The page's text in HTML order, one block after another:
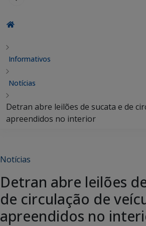
Informativos
Notícias
Detran abre leilões de sucata e de
apreendidos no interior
Notícias
Detran abre leilões
de circulação de
apreendidos no